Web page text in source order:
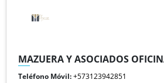
MAZUERA Y ASOCIADOS
Teléfono Móvil:+573123942851